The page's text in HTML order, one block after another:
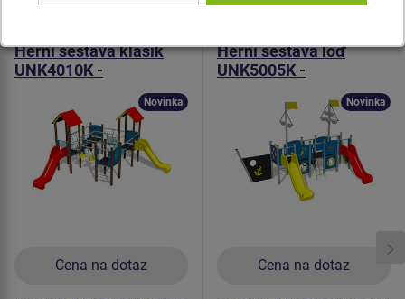
Herní sestava klasik
UNK4010K -
Cena na dotaz
Novinka
Herní sestava loď
UNK5005K -
Cena na dotaz
Novinka